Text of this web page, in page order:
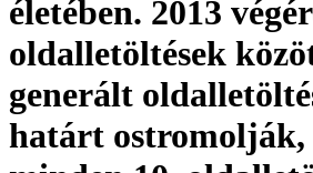
életében. 2013
oldalletöltések
generált
határt